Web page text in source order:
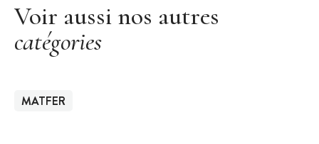
Voir aussi nos autres
catégories
MATFER